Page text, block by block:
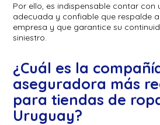
Por ello, es indispensable contar con
adecuada y confiable que respalde
empresa y que garantice su
siniestro.
¿Cuál es la
aseguradora más
para tiendas de
Uruguay?